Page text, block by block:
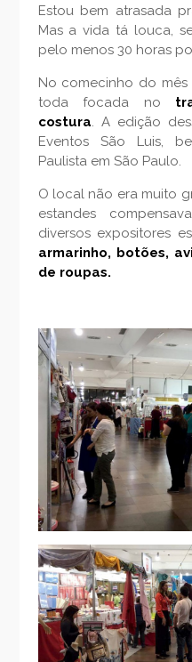
Estou bem atrasada
Mas a vida tá louca,
pelo menos 30 horas
No comecinho do
toda focada no
costura. A edição
Eventos São Luis,
Paulista em São Paulo.
O local não era muito
estandes
diversos expositores
armarinho, botões,
de roupas.